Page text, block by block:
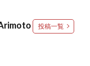
投稿一覧